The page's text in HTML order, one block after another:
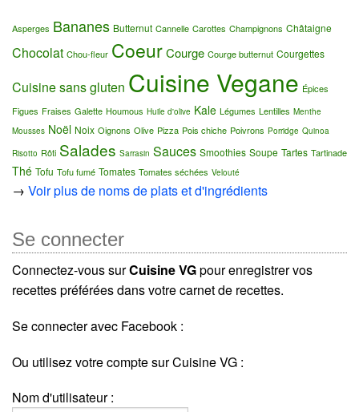
Asperges Bananes Butternut Cannelle Carottes Champignons Châtaigne
Chocolat Chou-fleur CoeurCourge Courge butternut Courgettes
Cuisine sans gluten Cuisine Vegane Épices
Figues Fraises Galette Houmous Huile d'olive Kale Légumes Lentilles Menthe
Mousses Noël Noix Oignons Olive Pizza Pois chiche Poivrons Porridge Quinoa
Risotto Rôti Salades Sarrasin Sauces Smoothies Soupe Tartes Tartinade
Thé Tofu Tofu fumé Tomates Tomates séchées Velouté
→ Voir plus de noms de plats et d'ingrédients
Se connecter
Connectez-vous surCuisine VGpour enregistrer vos
recettes préférées dans votre carnet de recettes.
Se connecter avec Facebook :
Ou utilisez votre compte sur Cuisine VG :
Nom d'utilisateur :